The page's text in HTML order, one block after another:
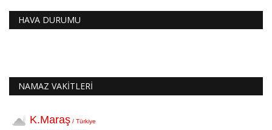
HAVA DURUMU
NAMAZ VAKİTLERİ